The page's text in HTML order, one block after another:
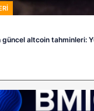
altcoin tahminleri: